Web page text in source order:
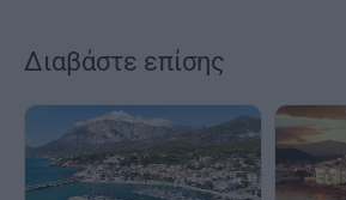
Διαβάστε επίσης